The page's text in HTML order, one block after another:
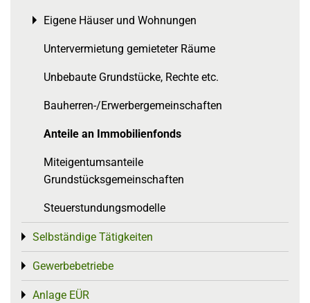
Eigene Häuser und Wohnungen
Toggle menu
Untervermietung gemieteter Räume
Unbebaute Grundstücke, Rechte etc.
Bauherren-/Erwerbergemeinschaften
Anteile an Immobilienfonds
Miteigentumsanteile
Grundstücksgemeinschaften
Steuerstundungsmodelle
Selbständige Tätigkeiten
Toggle menu
Gewerbebetriebe
Toggle menu
Anlage EÜR
Toggle menu